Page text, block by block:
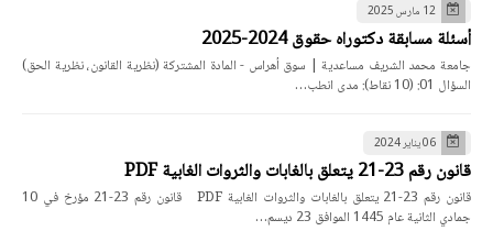
12 مارس 2025
أسئلة مسابقة دكتوراه حقوق 2024-2025
جامعة محمد الشريف مساعدية | سوق أهراس - المادة المشتركة (نظرية القانون، نظرية الحق)
السؤال 01: (10 نقاط): مدى انطب…
06 يناير 2024
قانون رقم 23-21 يتعلق بالغابات والثروات الغابية PDF
قانون رقم 23-21 يتعلق بالغابات والثروات الغابية PDF قانون رقم 23-21 مؤرخ في 10
جمادي الثانية عام 1445 الموافق 23 ديسم…